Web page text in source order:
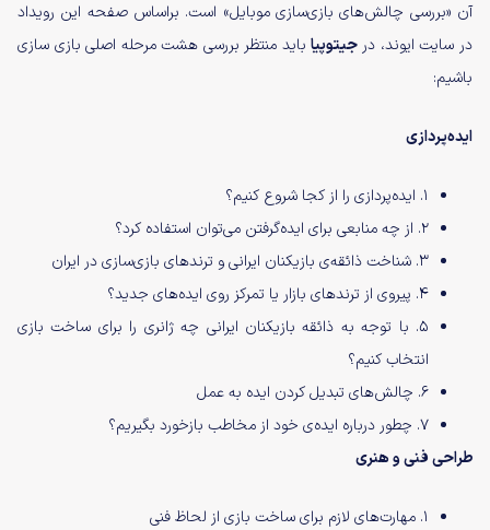
آن «بررسی چالش‌های بازی‌سازی موبایل» است. براساس صفحه این رویداد
در سایت ایوند، درجیتوپیا باید منتظر بررسی هشت مرحله اصلی بازی سازی
باشیم:
ایده‌پردازی
۱. ایده‌پردازی را از کجا شروع کنیم؟
۲. از چه منابعی برای ایده‌گرفتن می‌توان استفاده کرد؟
۳. شناخت ذائقه‌ی بازیکنان ایرانی و ترندهای بازی‌سازی در ایران
۴. پیروی از ترند‌های بازار یا تمرکز روی ایده‌های جدید؟
۵. با توجه به ذائقه بازیکنان ایرانی چه ژانری را برای ساخت بازی
انتخاب کنیم؟
۶. چالش‌های تبدیل کردن ایده به عمل
۷. چطور درباره ایده‌ی خود از مخاطب بازخورد بگیریم؟
طراحی فنی و هنری
۱. مهارت‌های لازم برای ساخت بازی از لحاظ فنی